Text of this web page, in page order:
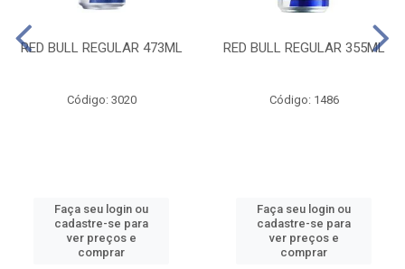
RED BULL REGULAR 473ML
Código: 3020
Faça seu login ou
cadastre-se para
ver preços e
comprar
RED BULL REGULAR 355ML
Código: 1486
Faça seu login ou
cadastre-se para
ver preços e
comprar